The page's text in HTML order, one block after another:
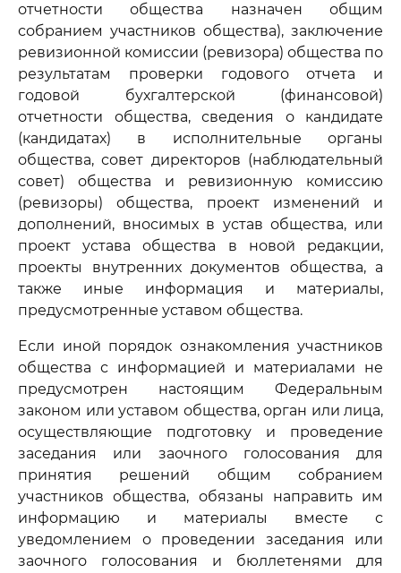
отчетности общества назначен общим
собранием участников общества), заключение
ревизионной комиссии (ревизора) общества по
результатам проверки годового отчета и
годовой бухгалтерской (финансовой)
отчетности общества, сведения о кандидате
(кандидатах) в исполнительные органы
общества, совет директоров (наблюдательный
совет) общества и ревизионную комиссию
(ревизоры) общества, проект изменений и
дополнений, вносимых в устав общества, или
проект устава общества в новой редакции,
проекты внутренних документов общества, а
также иные информация и материалы,
предусмотренные уставом общества.
Если иной порядок ознакомления участников
общества с информацией и материалами не
предусмотрен настоящим Федеральным
законом или уставом общества, орган или лица,
осуществляющие подготовку и проведение
заседания или заочного голосования для
принятия решений общим собранием
участников общества, обязаны направить им
информацию и материалы вместе с
уведомлением о проведении заседания или
заочного голосования и бюллетенями для